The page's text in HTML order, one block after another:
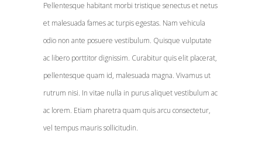
Pellentesque habitant morbi tristique senectus et netus
et malesuada fames ac turpis egestas. Nam vehicula
odio non ante posuere vestibulum. Quisque vulputate
ac libero porttitor dignissim. Curabitur quis elit placerat,
pellentesque quam id, malesuada magna. Vivamus ut
rutrum nisi. In vitae nulla in purus aliquet vestibulum ac
ac lorem. Etiam pharetra quam quis arcu consectetur,
vel tempus mauris sollicitudin.